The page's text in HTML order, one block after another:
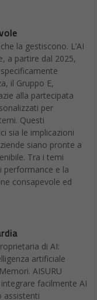
la gestiscono. L’AI
a partire dal 2025,
il Gruppo E,
alla partecipata
per
Questi
sia le implicazioni
siano pronte a
Tra i temi
performance e la
consapevole ed
di AI:
artificiale
AISURU
facilmente AI
assistenti